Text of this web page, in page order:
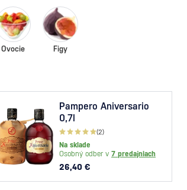
Ovocie Figy
Pampero Aniversario
0,7l
(2)
Na sklade
Osobný odber v 7 predajniach
26,40 €